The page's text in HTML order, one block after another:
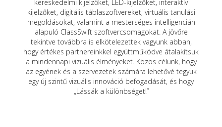
kereskedelmi kijelzőket, LED-kijelzőket, interaktív
kijelzőket, digitális táblaszoftvereket, virtuális tanulási
megoldásokat, valamint a mesterséges intelligencián
alapuló ClassSwift szoftvercsomagokat. A jövőre
tekintve továbbra is elkötelezettek vagyunk abban,
hogy értékes partnereinkkel együttműködve átalakítsuk
a mindennapi vizuális élményeket. Közös célunk, hogy
az egyének és a szervezetek számára lehetővé tegyük
egy új szintű vizuális innováció befogadását, és hogy
„Lássák a különbséget!”